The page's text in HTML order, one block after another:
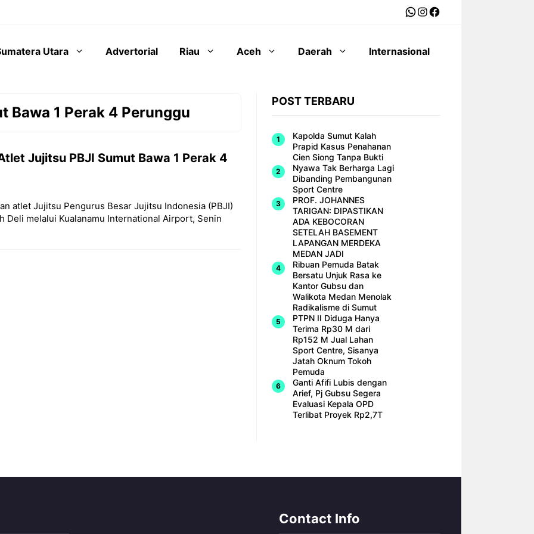
WhatsApp
Instagram
Facebook
Utara Advertorial Riau Aceh Daerah Internasional
Bawa 1 Perak 4 Perunggu
Jujitsu PBJI Sumut Bawa 1 Perak 4
atlet Jujitsu Pengurus Besar Jujitsu Indonesia (PBJI)
Deli melalui Kualanamu International Airport, Senin
POST TERBARU
Kapolda Sumut Kalah
Prapid Kasus Penahanan
Cien Siong Tanpa Bukti
Nyawa Tak Berharga Lagi
Dibanding Pembangunan
Sport Centre
PROF. JOHANNES
TARIGAN: DIPASTIKAN
ADA KEBOCORAN
SETELAH BASEMENT
LAPANGAN MERDEKA
MEDAN JADI
Ribuan Pemuda Batak
Bersatu Unjuk Rasa ke
Kantor Gubsu dan
Walikota Medan Menolak
Radikalisme di Sumut
PTPN II Diduga Hanya
Terima Rp30 M dari
Rp152 M Jual Lahan
Sport Centre, Sisanya
Jatah Oknum Tokoh
Pemuda
Ganti Afifi Lubis dengan
Arief, Pj Gubsu Segera
Evaluasi Kepala OPD
Terlibat Proyek Rp2,7T
Contact Info